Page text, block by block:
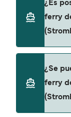
Vulcano a
Liberty
Siremar
¿Es
ferry
Ginostra
Siremar
¿Se
ferry